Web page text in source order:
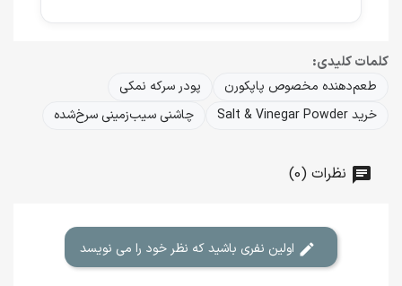
کلمات کلیدی:
طعم‌دهنده مخصوص پاپکورن
پودر سرکه نمکی
خرید Salt & Vinegar Powder
چاشنی سیب‌زمینی سرخ‌شده
نظرات (0)